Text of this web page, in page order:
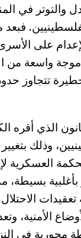
والتوتر في
على
موجة واسعة من
تتجاوز
الذي أقره
وذلك
العسكرية
بسيطة،
الأمنية،
محورية في